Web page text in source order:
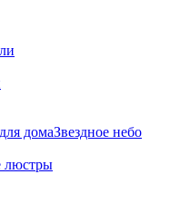
Звездное небо
люстры